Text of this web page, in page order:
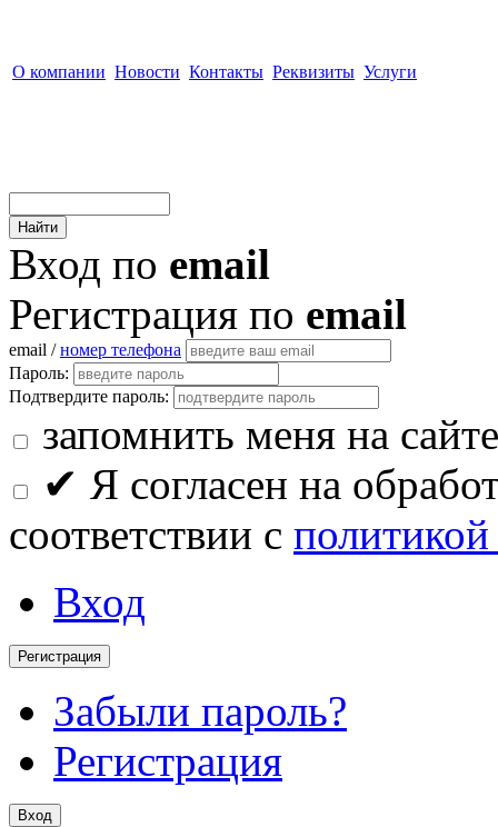
О компании Новости Контакты Реквизиты Услуги
Вход по email
Регистрация по email
email /номер телефона
Пароль:
Подтвердите пароль:
запомнить меня на сайте
✔ Я согласен на
соответствии с
Вход
Регистрация
Забыли пароль?
Регистрация
Вход